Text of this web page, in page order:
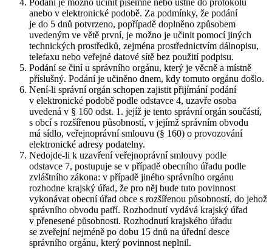
Podání je možno učinit písemně nebo ústně do protokolu
anebo v elektronické podobě. Za podmínky, že podání
je do 5 dnů potvrzeno, popřípadě doplněno způsobem
uvedeným ve větě první, je možno je učinit pomocí jiných
technických prostředků, zejména prostřednictvím dálnopisu,
telefaxu nebo veřejné datové sítě bez použití podpisu.
Podání se činí u správního orgánu, který je věcně a místně
příslušný. Podání je učiněno dnem, kdy tomuto orgánu došlo.
Není-li správní orgán schopen zajistit přijímání podání
v elektronické podobě podle odstavce 4, uzavře osoba
uvedená v § 160 odst. 1. jejíž je tento správní orgán součástí,
s obcí s rozšířenou působností, v jejímž správním obvodu
má sídlo, veřejnoprávní smlouvu (§ 160) o provozování
elektronické adresy podatelny.
Nedojde-li k uzavření veřejnoprávní smlouvy podle
odstavce 7, postupuje se v případě obecního úřadu podle
zvláštního zákona: v případě jiného správního orgánu
rozhodne krajský úřad, že pro něj bude tuto povinnost
vykonávat obecní úřad obce s rozšířenou působností, do jehož
správního obvodu patří. Rozhodnutí vydává krajský úřad
v přenesené působnosti. Rozhodnutí krajského úřadu
se zveřejní nejméně po dobu 15 dnů na úřední desce
správního orgánu, který povinnost neplnil.